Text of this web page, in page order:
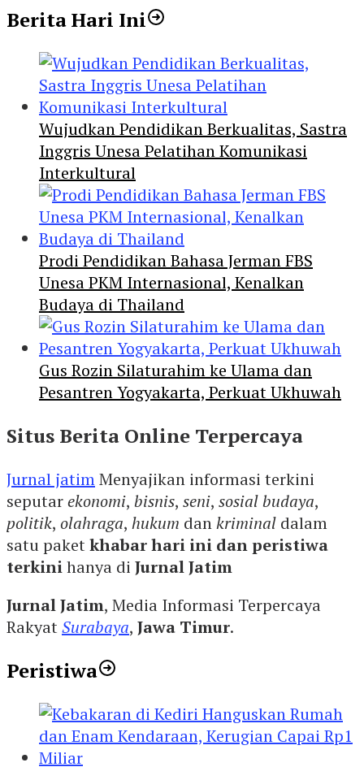
Berita Hari Ini
Wujudkan Pendidikan Berkualitas, Sastra
Inggris Unesa Pelatihan Komunikasi
Interkultural
Prodi Pendidikan Bahasa Jerman FBS
Unesa PKM Internasional, Kenalkan
Budaya di Thailand
Gus Rozin Silaturahim ke Ulama dan
Pesantren Yogyakarta, Perkuat Ukhuwah
Situs Berita Online Terpercaya
Jurnal jatimMenyajikan informasi terkini
seputarekonomi, bisnis, seni, sosial budaya,
politik, olahraga, hukum dankriminal dalam
satu paketkhabar hari ini dan peristiwa
terkinihanya di Jurnal Jatim
Jurnal Jatim, Media Informasi Terpercaya
RakyatSurabaya, Jawa Timur.
Peristiwa